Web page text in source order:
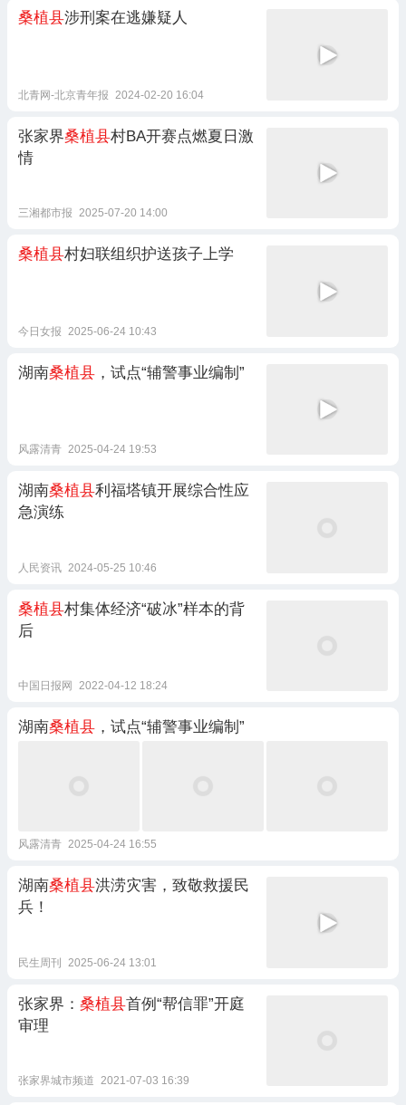
桑植县涉刑案在逃嫌疑人
北青网-北京青年报 2024-02-20 16:04
张家界桑植县村BA开赛点燃夏日激
情
三湘都市报 2025-07-20 14:00
桑植县村妇联组织护送孩子上学
今日女报 2025-06-24 10:43
湖南桑植县 ，试点“辅警事业编制”
风露清青 2025-04-24 19:53
湖南桑植县利福塔镇开展综合性应
急演练
人民资讯 2024-05-25 10:46
桑植县村集体经济“破冰”样本的背
后
中国日报网 2022-04-12 18:24
湖南桑植县 ，试点“辅警事业编制”
风露清青 2025-04-24 16:55
湖南桑植县洪涝灾害，致敬救援民
兵！
民生周刊 2025-06-24 13:01
张家界： 桑植县首例“帮信罪”开庭
审理
张家界城市频道 2021-07-03 16:39